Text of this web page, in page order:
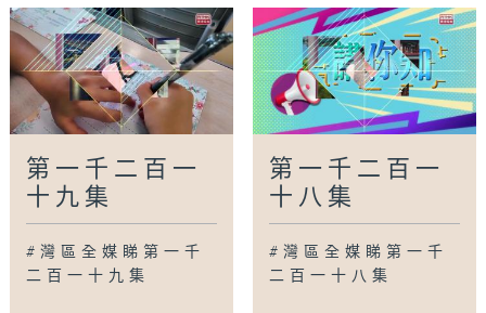
廣州：兩公園入選「美麗中國打卡點」
灣區新里程
武漢：機器人當「家務管家」初體驗
清遠：學校設立「心靈郵筒」學生用書信傾訴成
肇慶：精修微改老舊街巷提升城市面貌
香港：首間小學引入國際中文標準課程
鳥瞰神州
山東東營：一池碧水入畫來
第一千二百一
十九集
#灣區全媒睇第一千
二百一十九集
第一千二百一
十八集
#灣區全媒睇第一千
二百一十八集